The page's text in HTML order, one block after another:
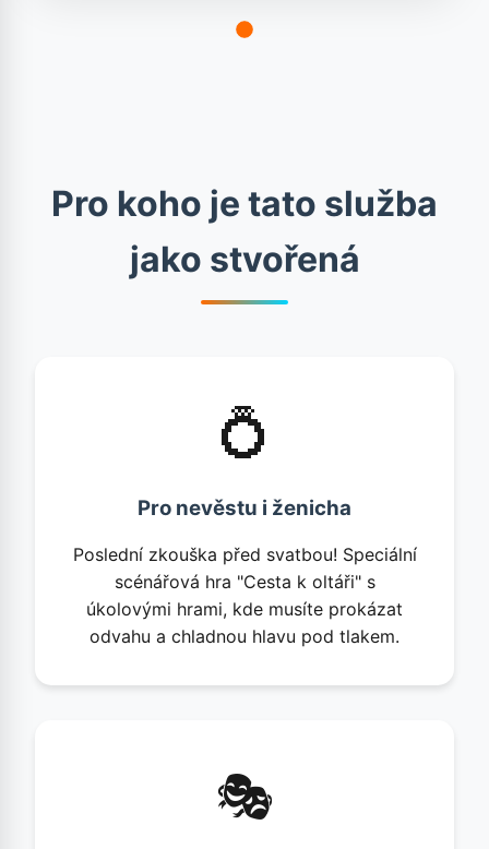
Pro koho je tato služba
jako stvořená
💍
Pro nevěstu i ženicha
Poslední zkouška před svatbou! Speciální
scénářová hra "Cesta k oltáři" s
úkolovými hrami, kde musíte prokázat
odvahu a chladnou hlavu pod tlakem.
🎭